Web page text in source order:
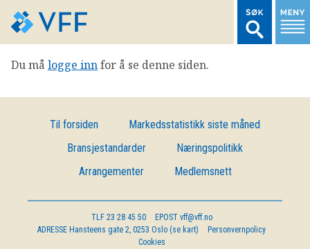
TIL FORSIDEN
MARKEDSSTATISTIKK
BRANSJENORMER
Du må logge innfor å se denne siden.
Til forsiden
Markedsstatistikk siste måned
Bransjestandarder
Næringspolitikk
Arrangementer
Medlemsnett
TLF 23 28 45 50 EPOST vff@vff.no
ADRESSE Hansteens gate 2, 0253 Oslo (se kart)
Personvernpolicy
Cookies